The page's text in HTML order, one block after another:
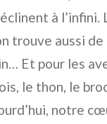
à l’infini.
trouve aussi
Et pour les
le thon, le
notre